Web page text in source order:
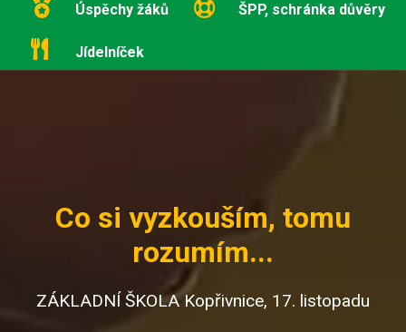
Úspěchy žáků ŠPP, schránka důvěry
Jídelníček
Co si vyzkouším, tomu
rozumím...
ZÁKLADNÍ ŠKOLA Kopřivnice, 17. listopadu